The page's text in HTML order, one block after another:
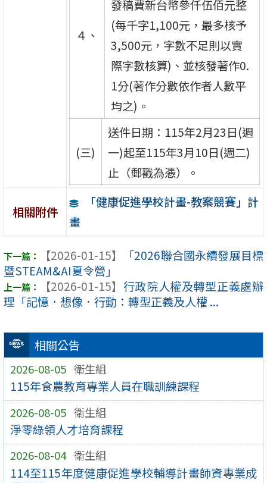
相關公告
2026-08-05 衛生組
115年食農教育專業人員在職訓練課程
2026-08-05 衛生組
淨零綠領人才培育課程
2026-08-04 衛生組
114至115年度健康促進學校輔導計畫師資專業成
４、
發稿費新台幣參仟伍佰元整
(每千字1,100元，最多核予
3,500元，字數不足則以實
際字數核算)、並核發著作0.
1分(著作分數依作者人數平
均之)。
(三)
送件日期：115年2月23日(週
一)起至115年3月10日(週二)
止（郵戳為慿）。
相關附件
「健康促進學校計畫-教案競賽」計
畫
【2026-01-15】
「2026聯合國永續發展目標
暨STEAM&AI夏令營」
【2026-01-15】 行政院人權及轉型正義處辦
理「記憶．想像．行動：轉型正義及人權 ...